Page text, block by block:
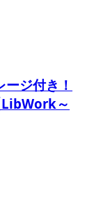
ジ付き！
LibWork～